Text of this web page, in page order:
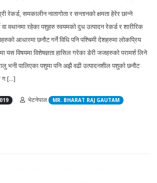
रेकर्ड, समकालीन नातागोता र सन्तानको क्षमता हेरेर छान्ने
वा वथानमा रहेका पशुहरु स्वयमको दुध उत्पादन रेकर्ड र शारीरिक
आधारमा छनौट गर्ने विधि पनि पश्चिमी देशहरुमा लोकप्रिय
यस विषयमा विशेषज्ञता हासिल गरेका डेरी जजहरुको परामर्श लिने
भनी पालिएका पशुमा पनि अझै वढी उत्पादनशील पशुको छनौट
ग [...]
भेटनेपाल MR. BHARAT RAJ GAUTAM